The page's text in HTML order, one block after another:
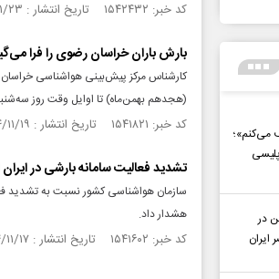
کد خبر: ۱۵۴۲۴۳۲ تاریخ انتشار : ۱۴۰۴/۱۱/۲۳
بارش باران خراسان رضوی را فرا
کارشناس مرکز پیش‌بینی هواشناسی
(هجدهم بهمن‌ماه) تا اوایل وقت روز
کد خبر: ۱۵۴۱۸۲۱ تاریخ انتشار : ۱۴۰۴/۱۱/۱۹
تشدید فعالیت سامانه بارشی در ایران از
هشدار داد.
کد خبر: ۱۵۴۱۶۰۲ تاریخ انتشار : ۱۴۰۴/۱۱/۱۷
می‌کنم»؛
در
ایران